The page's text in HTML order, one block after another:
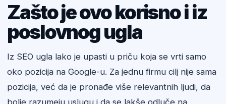
Zašto je ovo korisno i iz
poslovnog ugla
Iz SEO ugla lako je upasti u priču koja se vrti samo
oko pozicija na Google-u. Za jednu firmu cilj nije sama
pozicija, već da je pronađe više relevantnih ljudi, da
bolje razumeju uslugu i da se lakše odluče na